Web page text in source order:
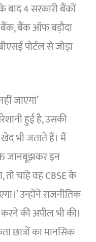
बाद 4 सरकारी बैंकों
बैंक, बैंक ऑफ बड़ौदा
पोर्टल से जोड़ा
जाएगा’
हुई है, उसकी
भी जताते हैं। मैं
जानबूझकर इन
तो चाहे वह CBSE के
उन्होंने राजनीतिक
की अपील भी की।
छात्रों का मानसिक